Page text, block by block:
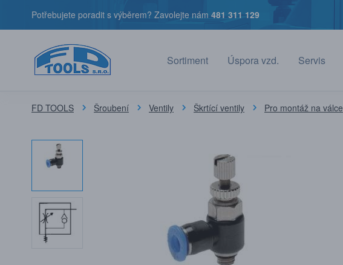
Potřebujete poradit s výběrem? Zavolejte nám 481 311 129
Sortiment Úspora vzd. Servis
FD TOOLS Šroubení Ventily Škrtící ventily Pro montáž na válce